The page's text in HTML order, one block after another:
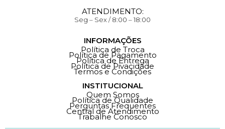
ATENDIMENTO:
Seg – Sex / 8:00 – 18:00
INFORMAÇÕES
Política de Troca
Política de Pagamento
Política de Entrega
Política de Pivacidade
Termos e Condições
INSTITUCIONAL
Quem Somos
Política de Qualidade
Perguntas Frequentes
Central de Atendimento
Trabalhe Conosco